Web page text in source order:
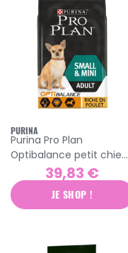
PURINA
Purina Pro Plan
Optibalance petit chien
et jeune adulte poulet
7kg
39,83 €
JE SHOP !